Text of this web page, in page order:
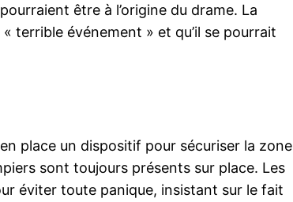
être à l’origine du drame. La
« terrible événement » et qu’il se pourrait
place un dispositif pour sécuriser la zone
sont toujours présents sur place. Les
éviter toute panique, insistant sur le fait